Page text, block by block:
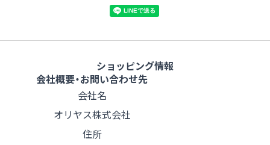
ショッピング情報
会社概要・お問い合わせ先
会社名
オリヤス株式会社
住所